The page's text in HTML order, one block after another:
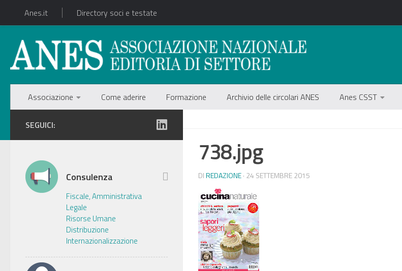
Anes.it Directory soci e testate
Associazione Come aderire Formazione Archivio delle circolari ANES Anes CSST
738.jpg
DIREDAZIONE· 24 SETTEMBRE 2015
SEGUICI:
Consulenza
Fiscale, Amministrativa
Legale
Risorse Umane
Distribuzione
Internazionalizzazione